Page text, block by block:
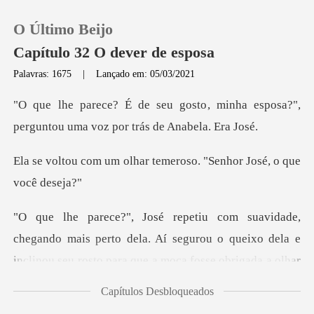
0
Histórico
O Último Beijo
Capítulo 32 O dever de esposa
Palavras: 1675 |Lançado em: 05/03/2021
, minha esposa?",
perguntou uma v
har temeroso. "Senhor J
mais perto dela. Aí segurou o queixo dela e
inclinou seu
Capítulos Desbloqueados